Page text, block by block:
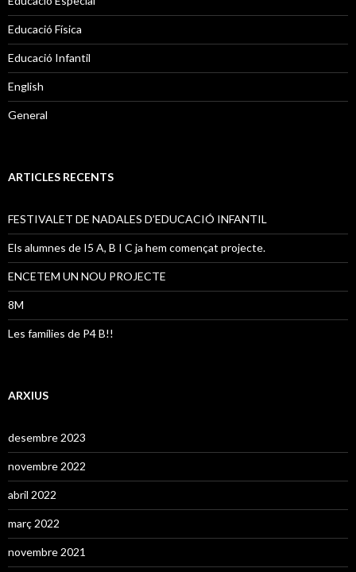
Educació Física
Educació Infantil
English
General
ARTICLES RECENTS
FESTIVALET DE NADALES D’EDUCACIÓ INFANTIL
Els alumnes de I5 A, B I C ja hem començat projecte.
ENCETEM UN NOU PROJECTE
8M
Les famílies de P4 B!!
ARXIUS
desembre 2023
novembre 2022
abril 2022
març 2022
novembre 2021